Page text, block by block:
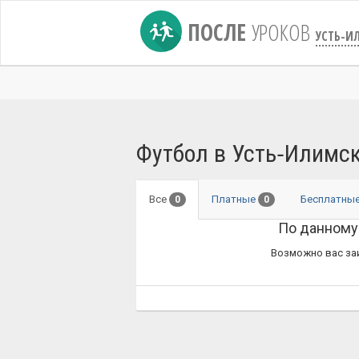
ПОСЛЕ УРОКОВ УСТЬ-
Футбол в
Все 0 Платные 0
По
Возможно вас